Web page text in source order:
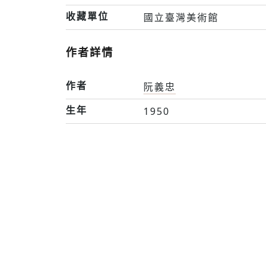
收藏單位
國立臺灣美術館
作者詳情
作者
阮義忠
生年
1950